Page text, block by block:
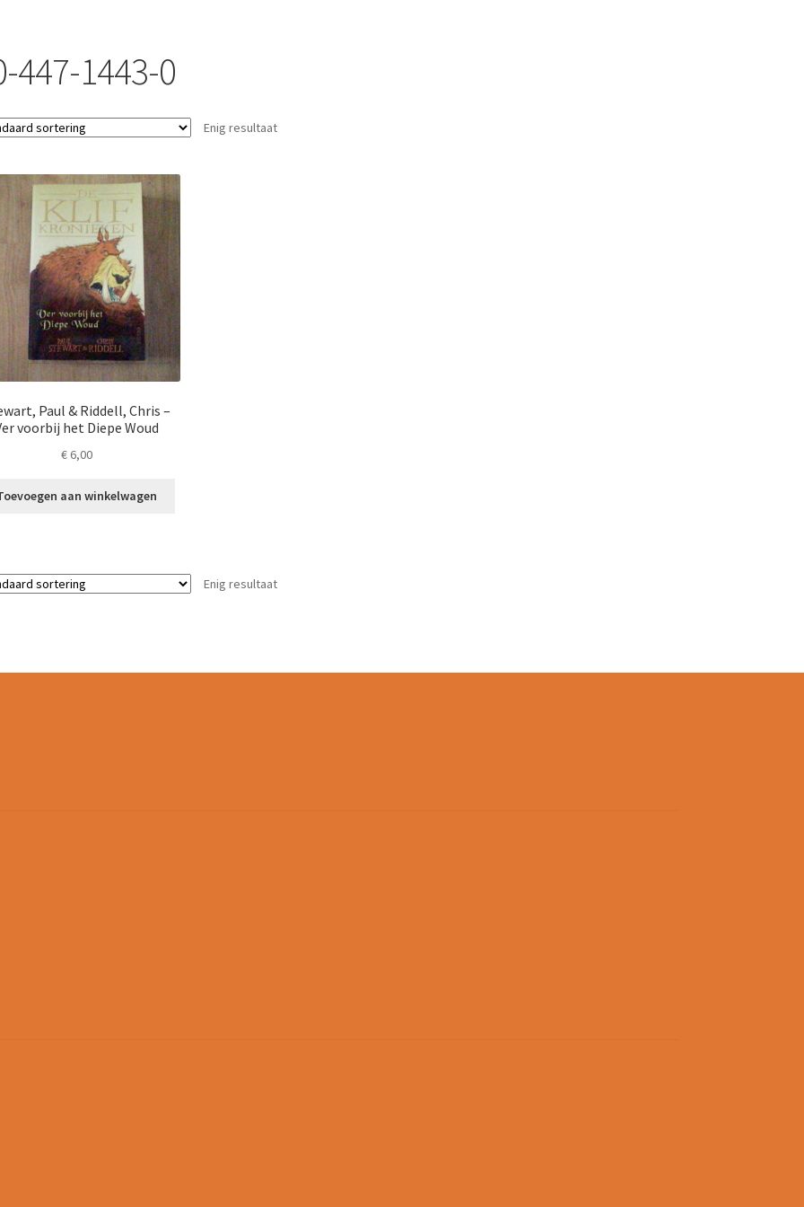
447-1443-0
Enig resultaat
Paul & Riddell, Chris –
voorbij het Diepe Woud
€6,00
aan winkelwagen
Enig resultaat